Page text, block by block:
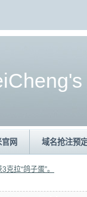
网 域名抢注预
拉“鸽子蛋”。